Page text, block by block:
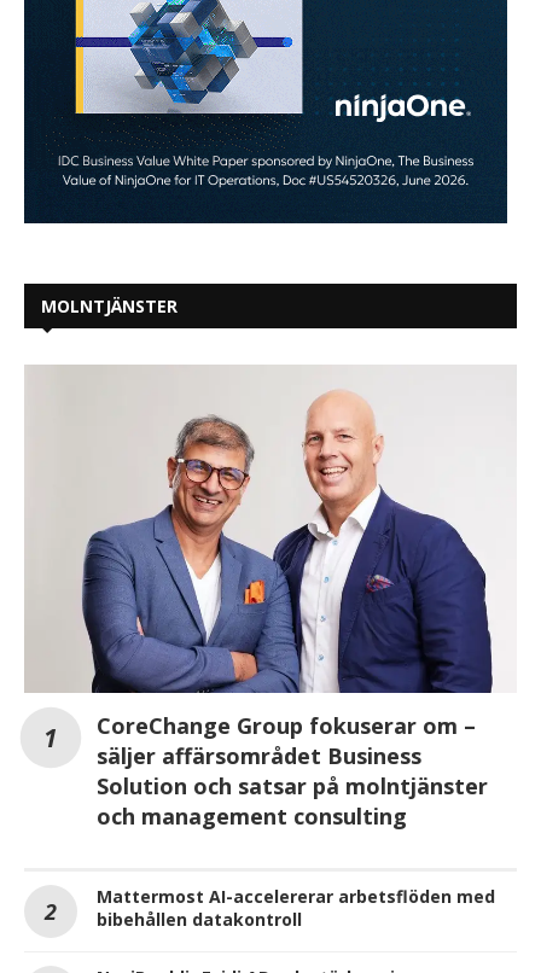
MOLNTJÄNSTER
CoreChange Group fokuserar om –
säljer affärsområdet Business
Solution och satsar på molntjänster
och management consulting
Mattermost AI-accelererar arbetsflöden med
bibehållen datakontroll